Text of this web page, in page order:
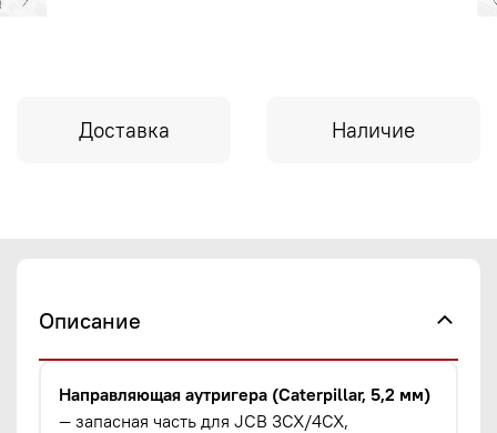
Доставка Наличие
Описание
Направляющая аутригера (Caterpillar, 5,2 мм)
— запасная часть для JCB 3CX/4CX,